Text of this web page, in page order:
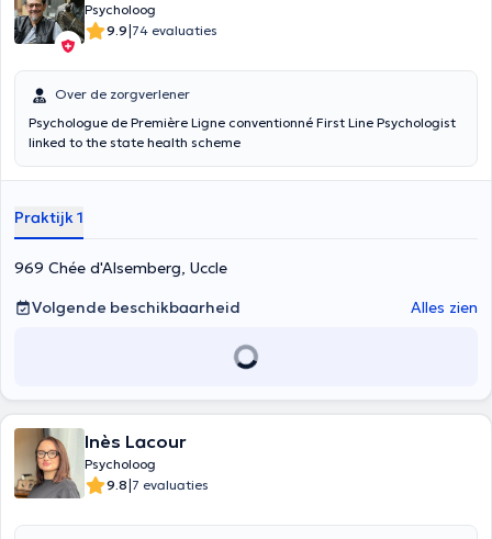
Psycholoog
9.9|74 evaluaties
Over de zorgverlener
Psychologue de Première Ligne conventionné First Line Psychologist
linked to the state health scheme
Praktijk 1
969 Chée d'Alsemberg, Uccle
Volgende beschikbaarheid
Alles zien
Inès Lacour
Psycholoog
9.8|7 evaluaties